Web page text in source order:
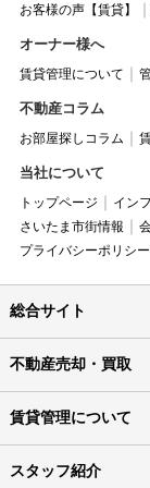
お客様の声【賃貸】
オーナー様へ
賃貸管理について
不動産コラム
お部屋探しコラム
当社について
トップページ イン
さいたま市街情報
プライバシーポリシー
総合サイト
不動産売却・買取
賃貸管理について
スタッフ紹介